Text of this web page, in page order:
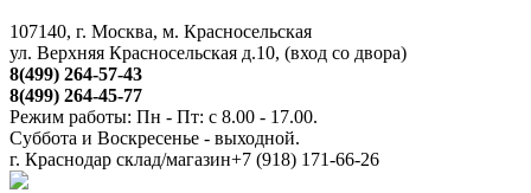
107140, г. Москва, м. Красносельская
ул. Верхняя Красносельская д.10, (вход со двора)
8(499) 264-57-43
8(499) 264-45-77
Режим работы: Пн - Пт: с 8.00 - 17.00.
Суббота и Воскресенье - выходной.
г. Краснодар склад/магазин+7 (918) 171-66-26